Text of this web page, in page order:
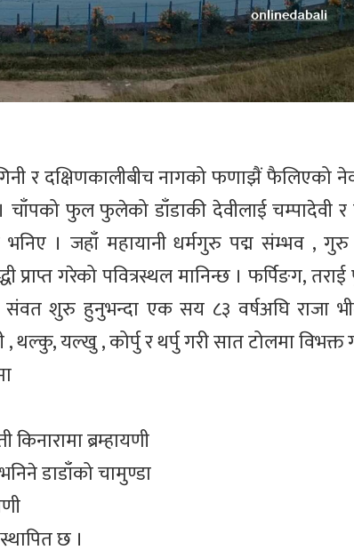
र दक्षिणकालीबीच नागको फणाझैं फैलिएको
चाँपको फुल फुलेको डाँडाकी देवीलाई चम्पादेवी
। जहाँ महायानी धर्मगुरु पद्म संम्भव ,
गरेको पवित्रस्थल मानिन्छ । फर्पिङग,
शुरु हुनुभन्दा एक सय ८३ वर्षअघि राजा
थल्कु, यल्खु , कोर्पु र थर्पु गरी सात टोलमा विभक्त
ब्रम्हायणी
डाडाँको चामुण्डा
छ ।